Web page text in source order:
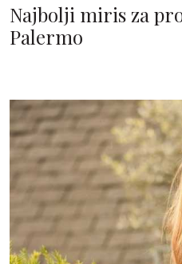
Najbolji miris za
Palermo